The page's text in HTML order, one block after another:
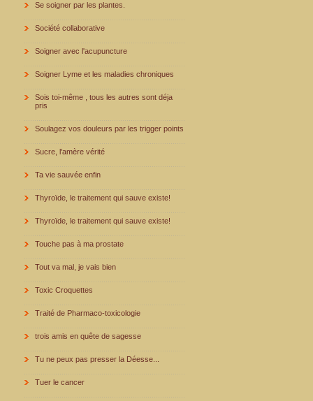
Se soigner par les plantes.
Société collaborative
Soigner avec l'acupuncture
Soigner Lyme et les maladies chroniques
Sois toi-même , tous les autres sont déja
pris
Soulagez vos douleurs par les trigger points
Sucre, l'amère vérité
Ta vie sauvée enfin
Thyroïde, le traitement qui sauve existe!
Thyroïde, le traitement qui sauve existe!
Touche pas à ma prostate
Tout va mal, je vais bien
Toxic Croquettes
Traité de Pharmaco-toxicologie
trois amis en quête de sagesse
Tu ne peux pas presser la Déesse...
Tuer le cancer